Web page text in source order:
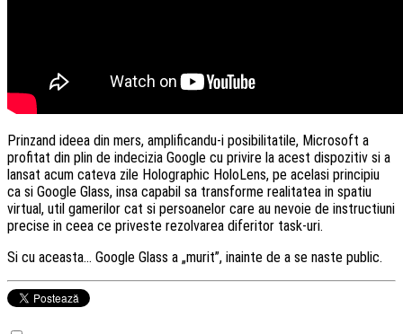
Prinzand ideea din mers, amplificandu-i posibilitatile, Microsoft a
profitat din plin de indecizia Google cu privire la acest dispozitiv si a
lansat acum cateva zile Holographic HoloLens, pe acelasi principiu
ca si Google Glass, insa capabil sa transforme realitatea in spatiu
virtual, util gamerilor cat si persoanelor care au nevoie de instructiuni
precise in ceea ce priveste rezolvarea diferitor task-uri.
Si cu aceasta… Google Glass a „murit”, inainte de a se naste public.